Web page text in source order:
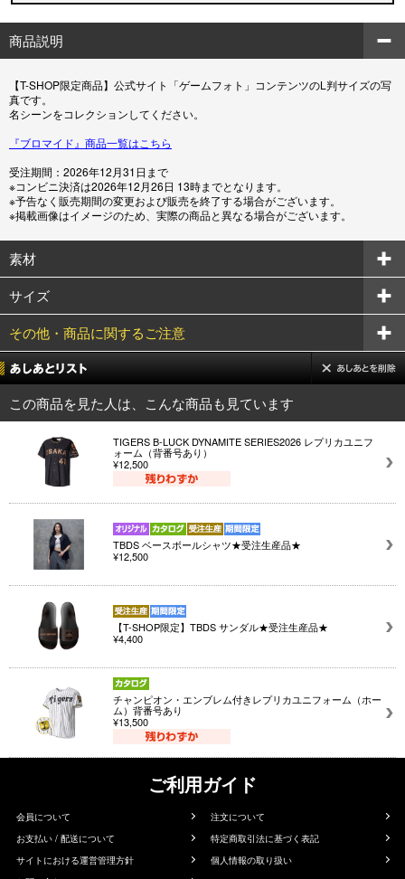
商品説明
【T-SHOP限定商品】公式サイト「ゲームフォト」コンテンツのL判サイズの写
真です。
名シーンをコレクションしてください。
『ブロマイド』商品一覧はこちら
受注期間：2026年12月31日まで
※コンビニ決済は2026年12月26日 13時までとなります。
※予告なく販売期間の変更および販売を終了する場合がございます。
※掲載画像はイメージのため、実際の商品と異なる場合がございます。
素材
サイズ
その他・商品に関するご注意
この商品を見た人は、こんな商品も見ています
TIGERS B-LUCK DYNAMITE SERIES2026 レプリカユニフ
ォーム（背番号あり）
¥12,500
TBDS ベースボールシャツ★受注生産品★
¥12,500
【T-SHOP限定】TBDS サンダル★受注生産品★
¥4,400
チャンピオン・エンブレム付きレプリカユニフォーム（ホー
ム）背番号あり
¥13,500
ご利用ガイド
会員について
注文について
お支払い / 配送について
特定商取引法に基づく表記
サイトにおける運営管理方針
個人情報の取り扱い